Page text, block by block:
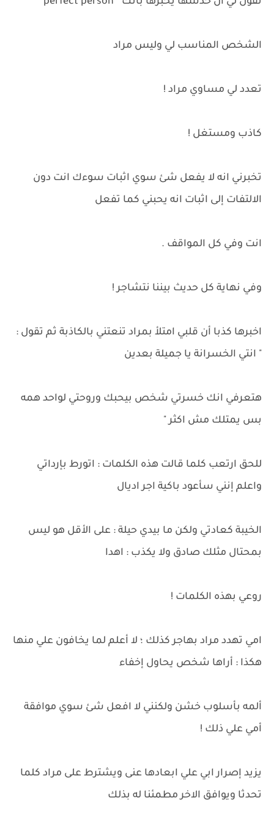
الشخص المناسب لي وليس مراد
تعدد لي مساوي مراد !
كاذب ومستغل !
تخبرني انه لا يفعل شئ سوي اثبات سوءك انت دون
الالتفات إلى اثبات انه يحبني كما تفعل
انت وفي كل المواقف .
وفي نهاية كل حديث بيننا نتشاجر !
اخبرها كذبا أن قلبي امتلأ بمراد تنعتني بالكاذبة ثم تقول :
" انتي الخسرانة يا جميلة بعدين
هتعرفي انك خسرتي شخص بيحبك وروحتي لواحد همه
بس يمتلك مش اكثر "
للحق ارتعب كلما قالت هذه الكلمات : اتورط بإرداتي
واعلم إنني سأعود باكية اجر اديال
الخيبة كعادتي ولكن ما بيدي حيلة : على الأقل هو ليس
بمحتال مثلك صادق ولا يكذب : اهدا
روعي بهذه الكلمات !
امي تهدد مراد بهاجر كذلك ؛ لا أعلم لما يخافون علي منها
هكذا : أراها شخص يحاول إخفاء
ألمه بأسلوب خشن ولكنني لا افعل شئ سوي موافقة
أمي علي ذلك !
يزيد إصرار ابي علي ابعادها عنى ويشترط على مراد كلما
تحدثا ويوافق الاخر مطمئنا له بذلك